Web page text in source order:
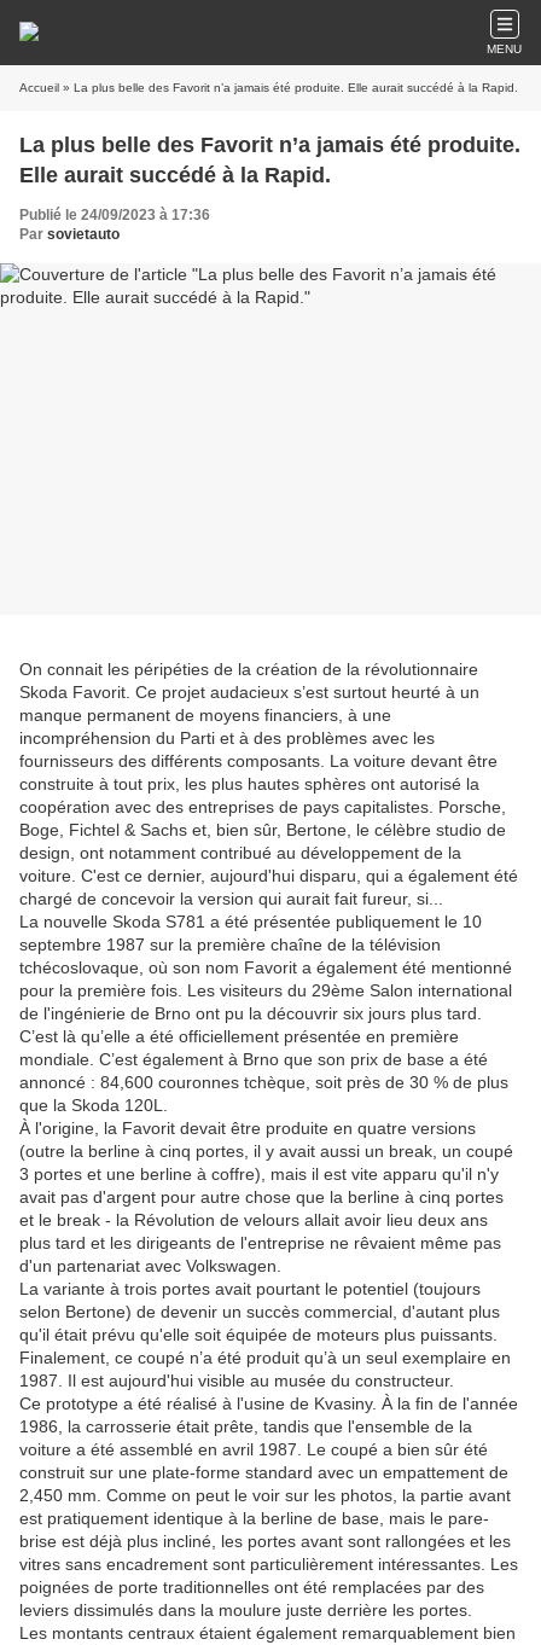
MENU
Accueil » La plus belle des Favorit n’a jamais été produite. Elle aurait succédé à la Rapid.
La plus belle des Favorit n’a jamais été produite.
Elle aurait succédé à la Rapid.
Publié le 24/09/2023 à 17:36
Par sovietauto
On connait les péripéties de la création de la révolutionnaire
Skoda Favorit. Ce projet audacieux s’est surtout heurté à un
manque permanent de moyens financiers, à une
incompréhension du Parti et à des problèmes avec les
fournisseurs des différents composants. La voiture devant être
construite à tout prix, les plus hautes sphères ont autorisé la
coopération avec des entreprises de pays capitalistes. Porsche,
Boge, Fichtel & Sachs et, bien sûr, Bertone, le célèbre studio de
design, ont notamment contribué au développement de la
voiture. C'est ce dernier, aujourd'hui disparu, qui a également été
chargé de concevoir la version qui aurait fait fureur, si...
La nouvelle Skoda S781 a été présentée publiquement le 10
septembre 1987 sur la première chaîne de la télévision
tchécoslovaque, où son nom Favorit a également été mentionné
pour la première fois. Les visiteurs du 29ème Salon international
de l'ingénierie de Brno ont pu la découvrir six jours plus tard.
C’est là qu’elle a été officiellement présentée en première
mondiale. C’est également à Brno que son prix de base a été
annoncé : 84,600 couronnes tchèque, soit près de 30 % de plus
que la Skoda 120L.
À l'origine, la Favorit devait être produite en quatre versions
(outre la berline à cinq portes, il y avait aussi un break, un coupé
3 portes et une berline à coffre), mais il est vite apparu qu'il n'y
avait pas d'argent pour autre chose que la berline à cinq portes
et le break - la Révolution de velours allait avoir lieu deux ans
plus tard et les dirigeants de l'entreprise ne rêvaient même pas
d'un partenariat avec Volkswagen.
La variante à trois portes avait pourtant le potentiel (toujours
selon Bertone) de devenir un succès commercial, d'autant plus
qu'il était prévu qu'elle soit équipée de moteurs plus puissants.
Finalement, ce coupé n’a été produit qu’à un seul exemplaire en
1987. Il est aujourd'hui visible au musée du constructeur.
Ce prototype a été réalisé à l'usine de Kvasiny. À la fin de l'année
1986, la carrosserie était prête, tandis que l'ensemble de la
voiture a été assemblé en avril 1987. Le coupé a bien sûr été
construit sur une plate-forme standard avec un empattement de
2,450 mm. Comme on peut le voir sur les photos, la partie avant
est pratiquement identique à la berline de base, mais le pare-
brise est déjà plus incliné, les portes avant sont rallongées et les
vitres sans encadrement sont particulièrement intéressantes. Les
poignées de porte traditionnelles ont été remplacées par des
leviers dissimulés dans la moulure juste derrière les portes.
Les montants centraux étaient également remarquablement bien